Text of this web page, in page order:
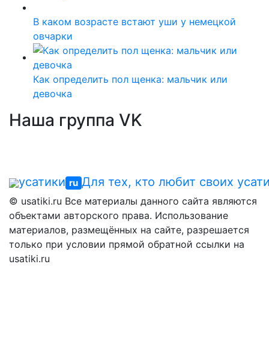
В каком возрасте встают уши у немецкой
овчарки
Как определить пол щенка: мальчик или
девочка
Наша группа VK
усатики ru Для тех, кто любит своих
© usatiki.ru Все материалы данного сайта являются
объектами авторского права. Использование
материалов, размещённых на сайте, разрешается
только при условии прямой обратной ссылки на
usatiki.ru